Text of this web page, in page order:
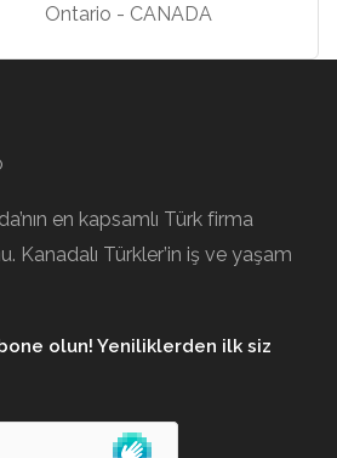
Ontario - CANADA
en kapsamlı Türk firma
Kanadalı Türkler’in iş ve yaşam
olun! Yeniliklerden ilk siz